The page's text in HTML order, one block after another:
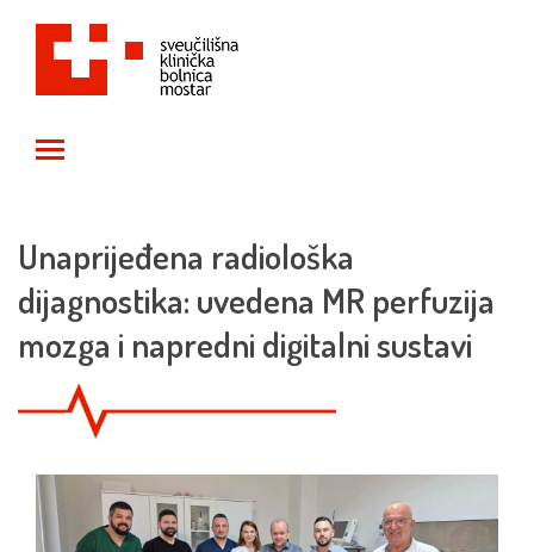
Unaprijeđena radiološka
dijagnostika: uvedena MR perfuzija
mozga i napredni digitalni sustavi